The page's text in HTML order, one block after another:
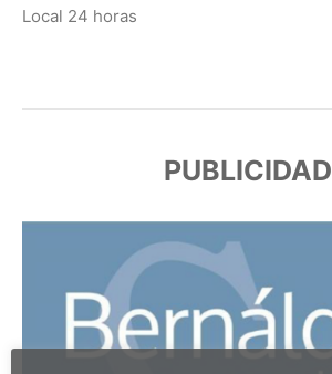
Local 24 horas
PUBLICIDAD